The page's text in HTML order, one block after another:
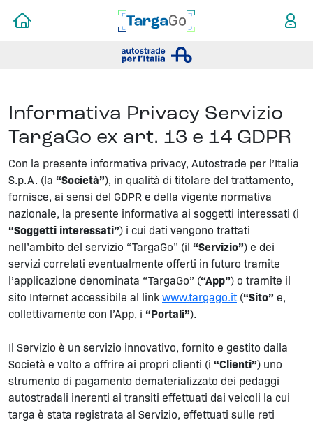
Informativa Privacy Servizio
TargaGo ex art. 13 e 14 GDPR
Con la presente informativa privacy, Autostrade per l’Italia
S.p.A. (la “Società”), in qualità di titolare del trattamento,
fornisce, ai sensi del GDPR e della vigente normativa
nazionale, la presente informativa ai soggetti interessati (i
“Soggetti interessati”) i cui dati vengono trattati
nell’ambito del servizio “TargaGo” (il “Servizio”) e dei
servizi correlati eventualmente offerti in futuro tramite
l’applicazione denominata “TargaGo” (“App”) o tramite il
sito Internet accessibile al linkwww.targago.it(“Sito” e,
collettivamente con l’App, i “Portali”).
Il Servizio è un servizio innovativo, fornito e gestito dalla
Società e volto a offrire ai propri clienti (i “Clienti”) uno
strumento di pagamento dematerializzato dei pedaggi
autostradali inerenti ai transiti effettuati dai veicoli la cui
targa è stata registrata al Servizio, effettuati sulle reti